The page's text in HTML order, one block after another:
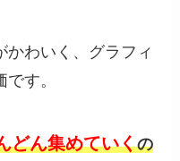
かわいく、グラフィ
す。
どん集めていくの